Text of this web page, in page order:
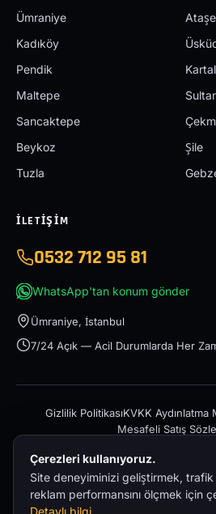
Ümraniye
Kadıköy
Pendik
Kartal
Maltepe
Sancaktepe
Beykoz
Şile
Tuzla
İLETIŞIM
0532 712 95 81
WhatsApp'tan konum gönder
Ümraniye, İstanbul
7/24 Açık — Acil Durumlarda Her
Gizlilik PolitikasıKVKK Aydınlatma
Mesafeli Satış
Çerezleri kullanıyoruz.
Site deneyiminizi geliştirmek,
reklam performansını ölçmek için
Detaylı bilgi